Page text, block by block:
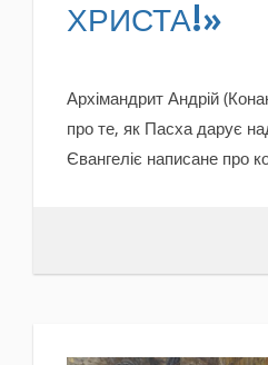
ХРИСТА!»
Архімандрит Андрій
про те, як Пасха дарує
Євангеліє написане про